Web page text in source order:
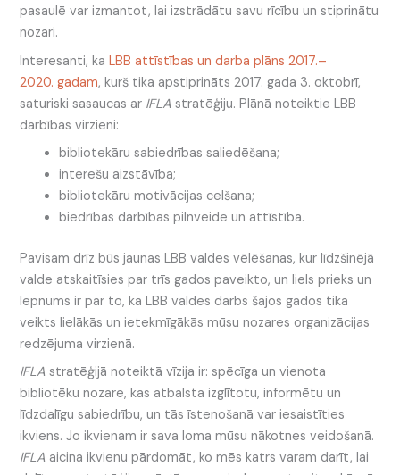
pasaulē var izmantot, lai izstrādātu savu rīcību un stiprinātu
nozari.
Interesanti, kaLBB attīstības un darba plāns 2017.–
2020. gadam, kurš tika apstiprināts 2017. gada 3. oktobrī,
saturiski sasaucas ar IFLA stratēģiju. Plānā noteiktie LBB
darbības virzieni:
bibliotekāru sabiedrības saliedēšana;
interešu aizstāvība;
bibliotekāru motivācijas celšana;
biedrības darbības pilnveide un attīstība.
Pavisam drīz būs jaunas LBB valdes vēlēšanas, kur līdzšinējā
valde atskaitīsies par trīs gados paveikto, un liels prieks un
lepnums ir par to, ka LBB valdes darbs šajos gados tika
veikts lielākās un ietekmīgākās mūsu nozares organizācijas
redzējuma virzienā.
IFLA stratēģijā noteiktā vīzija ir: spēcīga un vienota
bibliotēku nozare, kas atbalsta izglītotu, informētu un
līdzdalīgu sabiedrību, un tās īstenošanā var iesaistīties
ikviens. Jo ikvienam ir sava loma mūsu nākotnes veidošanā.
IFLA aicina ikvienu pārdomāt, ko mēs katrs varam darīt, lai